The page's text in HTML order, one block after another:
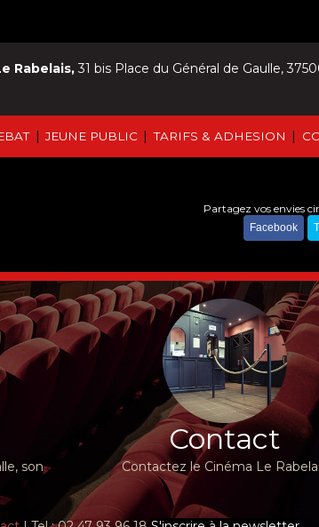
| JEUNE PUBLIC | TARIFS & ADHESION |
Rabelais,31 bis Place du Général de Gaulle,
Partagez vos envies
Facebook
son
Contact
Contactez le Cinéma Le